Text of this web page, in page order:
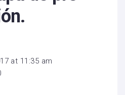
at 11:35 am